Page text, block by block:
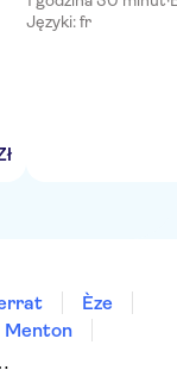
Języki: fr
Èze
Menton